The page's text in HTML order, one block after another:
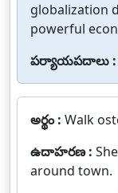
globalization
powerful
పర్యాయపదాలు :
అర్థం : Walk
ఉదాహరణ :
around town.